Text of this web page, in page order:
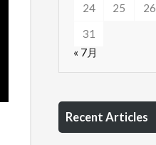
24
25 26
31
« 7月
Recent Articles